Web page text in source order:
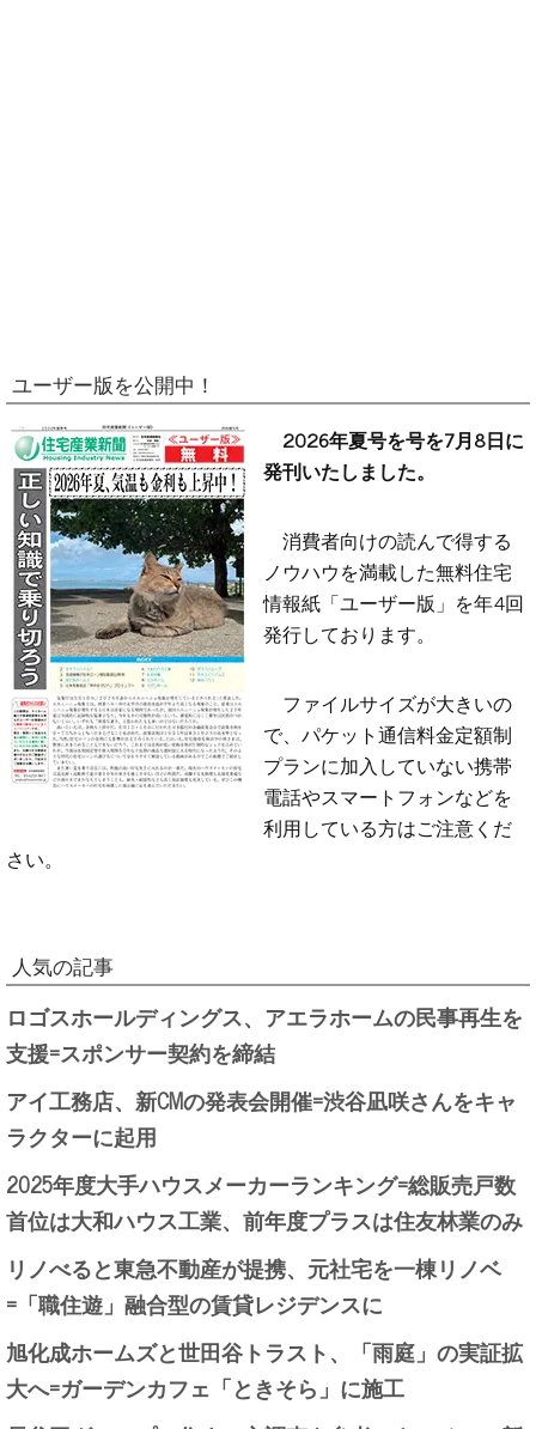
ユーザー版を公開中！
2026年夏号を号を7月8日に
発刊いたしました。
消費者向けの読んで得する
ノウハウを満載した無料住宅
情報紙「ユーザー版」を年4回
発行しております。
ファイルサイズが大きいの
で、パケット通信料金定額制
プランに加入していない携帯
電話やスマートフォンなどを
利用している方はご注意くだ
さい。
人気の記事
ロゴスホールディングス、アエラホームの民事再生を
支援=スポンサー契約を締結
アイ工務店、新CMの発表会開催=渋谷凪咲さんをキャ
ラクターに起用
2025年度大手ハウスメーカーランキング=総販売戸数
首位は大和ハウス工業、前年度プラスは住友林業のみ
リノべると東急不動産が提携、元社宅を一棟リノベ
=「職住遊」融合型の賃貸レジデンスに
旭化成ホームズと世田谷トラスト、「雨庭」の実証拡
大へ=ガーデンカフェ「ときそら」に施工